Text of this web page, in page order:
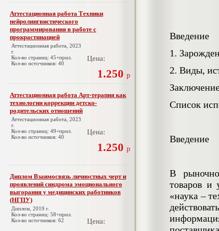
Аттестационная работа Техники
нейролингвистического
программирования в работе с
прокрастинацией
Аттестационная работа, 2023
г.
Кол-во страниц: 45+прил.
Кол-во источников: 40
Цена:
1.250 р
Аттестационная работа Арт-терапия как
технологии коррекции детско-
родительских отношений
Аттестационная работа, 2023
г.
Кол-во страниц: 49+прил.
Кол-во источников: 40
Цена:
1.250 р
Диплом Взаимосвязь личностных черт и
проявлений синдрома эмоционального
выгорания у медицинских работников
(НГПУ)
Диплом, 2019 г.
Кол-во страниц: 58+прил.
Кол-во источников: 62
Цена:
Введение
1.
2. Виды,
Список
Введение
В
товаров и
«наука –